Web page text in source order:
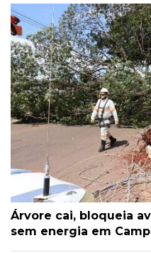
Árvore cai, bloqueia
sem energia em